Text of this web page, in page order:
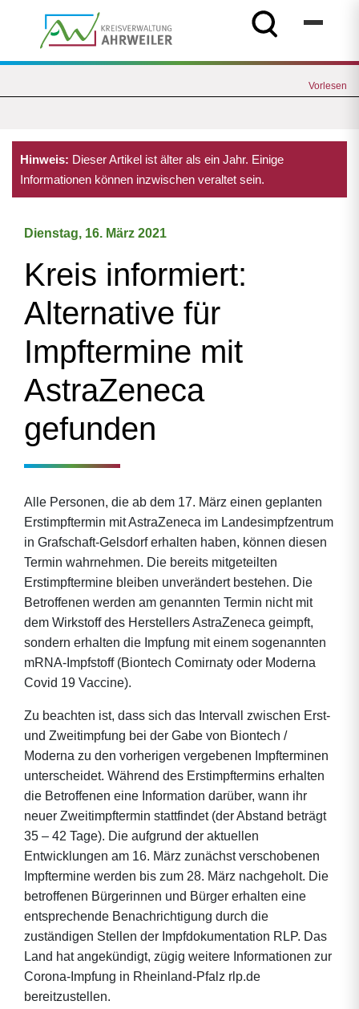
Vorlesen
Hinweis: Dieser Artikel ist älter als ein Jahr. Einige
Informationen können inzwischen veraltet sein.
Dienstag, 16. März 2021
Kreis informiert:
Alternative für
Impftermine mit
AstraZeneca
gefunden
Alle Personen, die ab dem 17. März einen geplanten
Erstimpftermin mit AstraZeneca im Landesimpfzentrum
in Grafschaft-Gelsdorf erhalten haben, können diesen
Termin wahrnehmen. Die bereits mitgeteilten
Erstimpftermine bleiben unverändert bestehen. Die
Betroffenen werden am genannten Termin nicht mit
dem Wirkstoff des Herstellers AstraZeneca geimpft,
sondern erhalten die Impfung mit einem sogenannten
mRNA-Impfstoff (Biontech Comirnaty oder Moderna
Covid 19 Vaccine).
Zu beachten ist, dass sich das Intervall zwischen Erst-
und Zweitimpfung bei der Gabe von Biontech /
Moderna zu den vorherigen vergebenen Impfterminen
unterscheidet. Während des Erstimpftermins erhalten
die Betroffenen eine Information darüber, wann ihr
neuer Zweitimpftermin stattfindet (der Abstand beträgt
35 – 42 Tage). Die aufgrund der aktuellen
Entwicklungen am 16. März zunächst verschobenen
Impftermine werden bis zum 28. März nachgeholt. Die
betroffenen Bürgerinnen und Bürger erhalten eine
entsprechende Benachrichtigung durch die
zuständigen Stellen der Impfdokumentation RLP. Das
Land hat angekündigt, zügig weitere Informationen zur
Corona-Impfung in Rheinland-Pfalz rlp.de
bereitzustellen.